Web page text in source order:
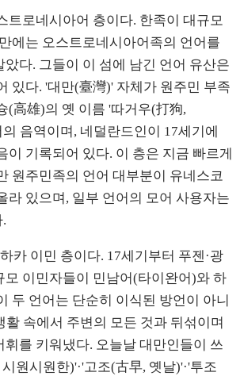
트로네시아어 층이다. 한족이 대규모
에는 오스트로네시아어족의 언어를
았다. 그들이 이 섬에 남긴 언어 유산은
있다. '대만(臺灣)' 자체가 원주민 부족
(高雄)의 옛 이름 '따거우(打狗,
음역이며, 네덜란드인이 17세기에
이 기록되어 있다. 이 층은 지금 빠르게
원주민족의 언어 대부분이 유네스코
라 있으며, 일부 언어의 모어 사용자는
카 이민 층이다. 17세기부터 푸젠·광
모 이민자들이 민남어(타이완어)와 하
두 언어는 단순히 이식된 방언이 아니
활 속에서 주변의 모든 것과 뒤섞이며
를 키워냈다. 오늘날 대만인들이 쓰
원시원한)'·'고조(古早, 옛날)'·'투조